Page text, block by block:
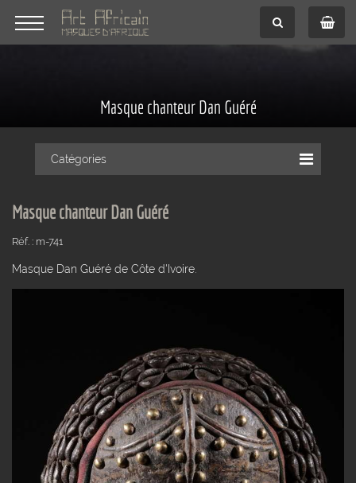
Masque chanteur Dan Guéré
Catégories
Masque chanteur Dan Guéré
Réf. : m-741
Masque Dan Guéré de Côte d'Ivoire.